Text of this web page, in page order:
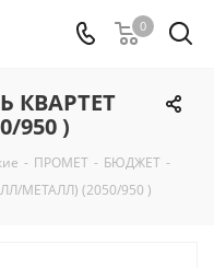
0
КВАРТЕТ
950 )
- ПРОМЕТ - БЮДЖЕТ -
МЕТАЛЛ) (2050/950 )